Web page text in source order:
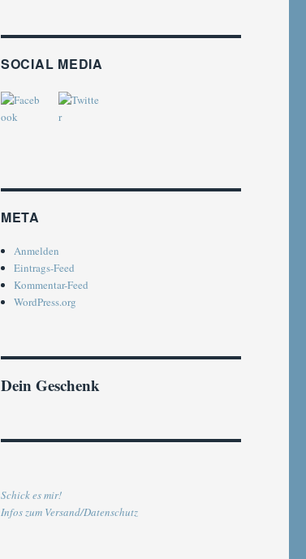
SOCIAL MEDIA
META
Anmelden
Eintrags-Feed
Kommentar-Feed
WordPress.org
Dein Geschenk
Schick es mir!
Infos zum Versand/Datenschutz